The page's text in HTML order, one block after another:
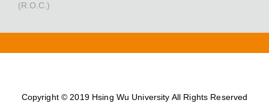
(R.O.C.)
Copyright © 2019 Hsing Wu University All Rights Reserved